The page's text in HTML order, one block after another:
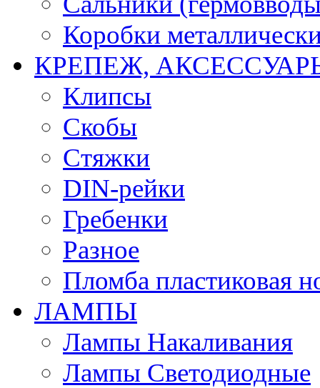
Коробки
КРЕПЕЖ,
Клипсы
Скобы
Стяжки
DIN-рейки
Гребенки
Разное
Пломба пластиковая
ЛАМПЫ
Лампы Накаливания
Лампы Светодиодные